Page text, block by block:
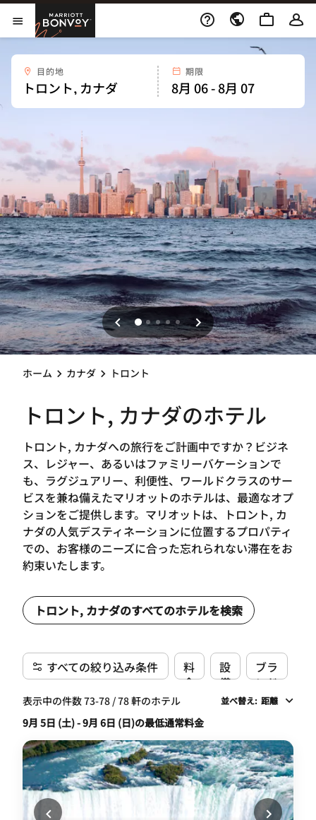
Skip to Content
メニューを開く
Marriott Bonvoy
目的地 期限
ホーム カナダ トロント
トロント, カナダのホテル
トロント, カナダへの旅行をご計画中ですか？ビジネ
ス、レジャー、あるいはファミリーバケーションで
も、ラグジュアリー、利便性、ワールドクラスのサー
ビスを兼ね備えたマリオットのホテルは、最適なオプ
ションをご提供します。マリオットは、トロント, カ
ナダの人気デスティネーションに位置するプロパティ
での、お客様のニーズに合った忘れられない滞在をお
約束いたします。
トロント, カナダのすべてのホテルを検索
すべての絞り込み条件
料
金
設
備
ブラ
ンド
表示中の件数 73-78 / 78 軒のホテル 並べ替え: 距離
9月 5日 (土) - 9月 6日 (日)の最低通常料金